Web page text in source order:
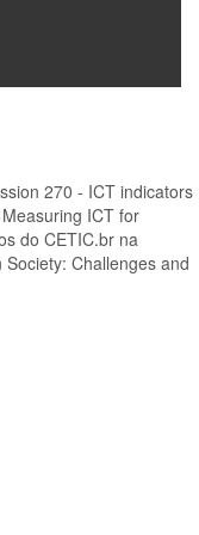
270 - ICT indicators
ICT for
do CETIC.br na
Challenges and